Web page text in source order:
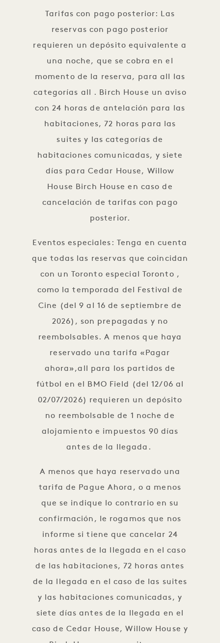
Tarifas con pago posterior: Las
reservas con pago posterior
requieren un depósito equivalente a
una noche, que se cobra en el
momento de la reserva, para all las
categorías all . Birch House un aviso
con 24 horas de antelación para las
habitaciones, 72 horas para las
suites y las categorías de
habitaciones comunicadas, y siete
días para Cedar House, Willow
House Birch House en caso de
cancelación de tarifas con pago
posterior.
Eventos especiales: Tenga en cuenta
que todas las reservas que coincidan
con un Toronto especial Toronto ,
como la temporada del Festival de
Cine (del 9 al 16 de septiembre de
2026), son prepagadas y no
reembolsables. A menos que haya
reservado una tarifa «Pagar
ahora»,all para los partidos de
fútbol en el BMO Field (del 12/06 al
02/07/2026) requieren un depósito
no reembolsable de 1 noche de
alojamiento e impuestos 90 días
antes de la llegada.
A menos que haya reservado una
tarifa de Pague Ahora, o a menos
que se indique lo contrario en su
confirmación, le rogamos que nos
informe si tiene que cancelar 24
horas antes de la llegada en el caso
de las habitaciones, 72 horas antes
de la llegada en el caso de las suites
y las habitaciones comunicadas, y
siete días antes de la llegada en el
caso de Cedar House, Willow House y